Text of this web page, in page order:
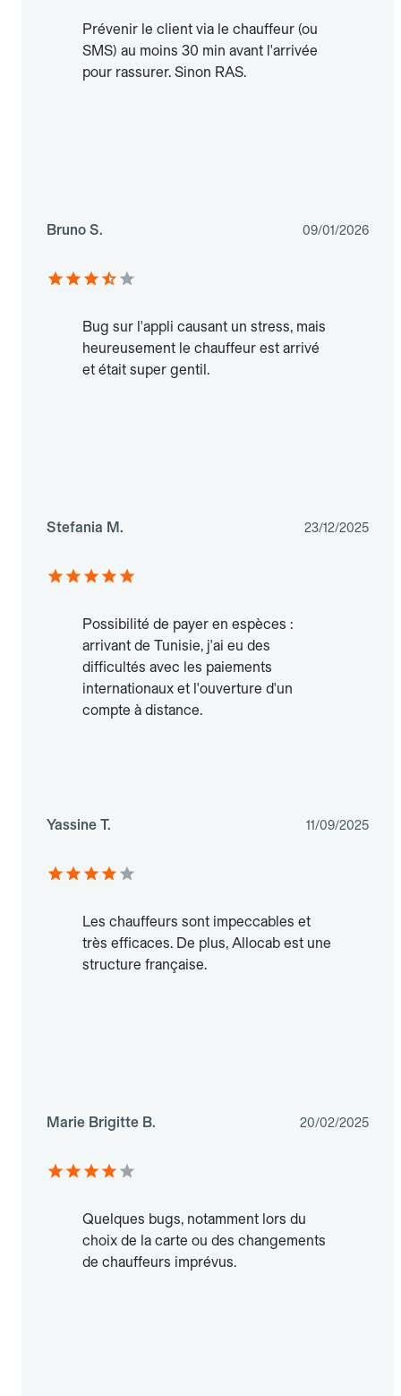
Prévenir le client via le chauffeur (ou
SMS) au moins 30 min avant l'arrivée
pour rassurer. Sinon RAS.
Bruno S. 09/01/2026
Bug sur l'appli causant un stress, mais
heureusement le chauffeur est arrivé
et était super gentil.
Stefania M. 23/12/2025
Possibilité de payer en espèces :
arrivant de Tunisie, j'ai eu des
difficultés avec les paiements
internationaux et l'ouverture d'un
compte à distance.
Yassine T. 11/09/2025
Les chauffeurs sont impeccables et
très efficaces. De plus, Allocab est une
structure française.
Marie Brigitte B. 20/02/2025
Quelques bugs, notamment lors du
choix de la carte ou des changements
de chauffeurs imprévus.